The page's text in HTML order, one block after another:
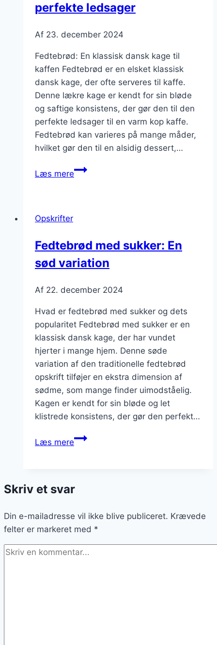
forening
perfekte ledsager
Af 23. december 2024
Fedtebrød: En klassisk dansk kage til
kaffen Fedtebrød er en elsket klassisk
dansk kage, der ofte serveres til kaffe.
Denne lækre kage er kendt for sin bløde
og saftige konsistens, der gør den til den
perfekte ledsager til en varm kop kaffe.
Fedtebrød kan varieres på mange måder,
hvilket gør den til en alsidig dessert,…
Læs mereFedtebrød
Opskrifter
Fedtebrød med sukker: En
sød variation
Af 22. december 2024
Hvad er fedtebrød med sukker og dets
popularitet Fedtebrød med sukker er en
klassisk dansk kage, der har vundet
hjerter i mange hjem. Denne søde
variation af den traditionelle fedtebrød
opskrift tilføjer en ekstra dimension af
sødme, som mange finder uimodståelig.
Kagen er kendt for sin bløde og let
klistrede konsistens, der gør den perfekt…
Læs mereFedtebrød
sød
Skriv et svar
Din e-mailadresse vil ikke blive publiceret. Krævede
felter er markeret med *